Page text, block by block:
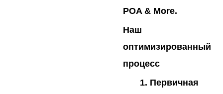
POA & More.
Наш
оптимизированный
процесс
Первичная